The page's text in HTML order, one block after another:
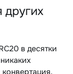
других
в десятки